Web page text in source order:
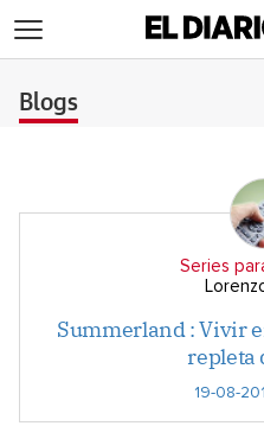
Blogs
Series
Summerland : Vivir
repleta
19-08-